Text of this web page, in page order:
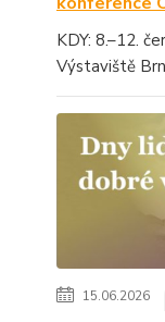
KDY: 8.–12.
Výstaviště
15.06.2026